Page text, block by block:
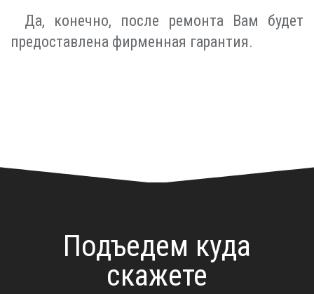
Да, конечно, после ремонта Вам будет
предоставлена фирменная гарантия.
Подъедем куда
скажете